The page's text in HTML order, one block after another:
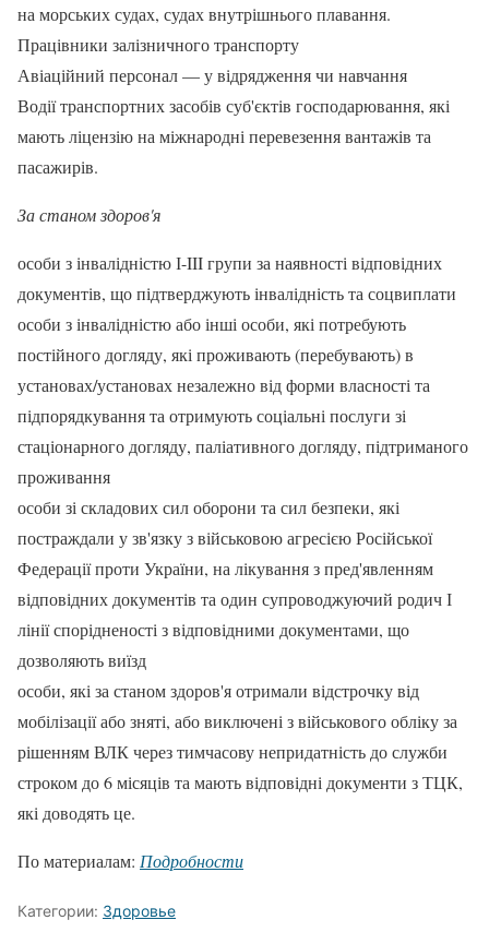
на морських судах, судах внутрішнього плавання.
Працівники залізничного транспорту
Авіаційний персонал — у відрядження чи навчання
Водії транспортних засобів суб'єктів господарювання, які
мають ліцензію на міжнародні перевезення вантажів та
пасажирів.
За станом здоров'я
особи з інвалідністю І-III групи за наявності відповідних
документів, що підтверджують інвалідність та соцвиплати
особи з інвалідністю або інші особи, які потребують
постійного догляду, які проживають (перебувають) в
установах/установах незалежно від форми власності та
підпорядкування та отримують соціальні послуги зі
стаціонарного догляду, паліативного догляду, підтриманого
проживання
особи зі складових сил оборони та сил безпеки, які
постраждали у зв'язку з військовою агресією Російської
Федерації проти України, на лікування з пред'явленням
відповідних документів та один супроводжуючий родич І
лінії спорідненості з відповідними документами, що
дозволяють виїзд
особи, які за станом здоров'я отримали відстрочку від
мобілізації або зняті, або виключені з військового обліку за
рішенням ВЛК через тимчасову непридатність до служби
строком до 6 місяців та мають відповідні документи з ТЦК,
які доводять це.
По материалам: Подробности
Категории: Здоровье